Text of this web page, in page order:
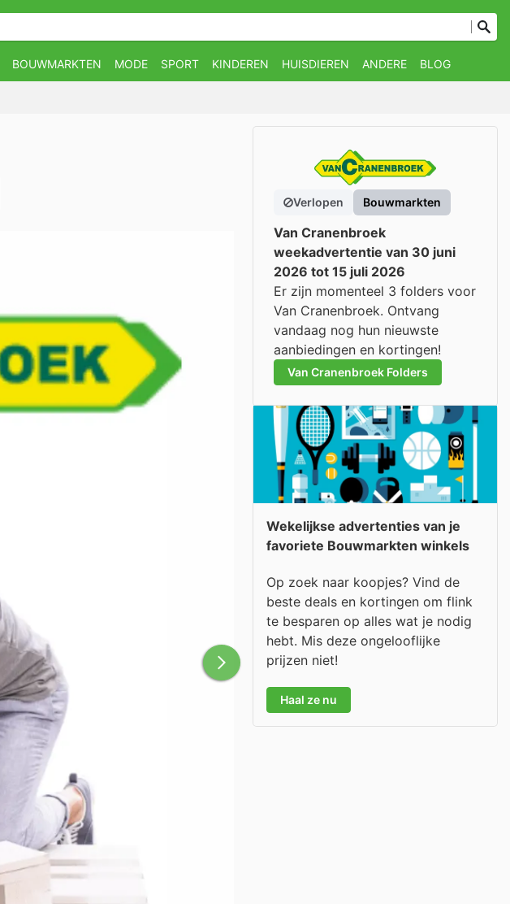
BOUWMARKTEN MODE SPORT KINDEREN HUISDIEREN ANDERE BLOG
Verlopen Bouwmarkten
Van Cranenbroek
weekadvertentie van 30 juni
2026 tot 15 juli 2026
Er zijn momenteel 3 folders voor
Van Cranenbroek. Ontvang
vandaag nog hun nieuwste
aanbiedingen en kortingen!
Van Cranenbroek Folders
Wekelijkse advertenties van je
favoriete Bouwmarkten winkels
Op zoek naar koopjes? Vind de
beste deals en kortingen om flink
te besparen op alles wat je nodig
hebt. Mis deze ongelooflijke
prijzen niet!
Haal ze nu